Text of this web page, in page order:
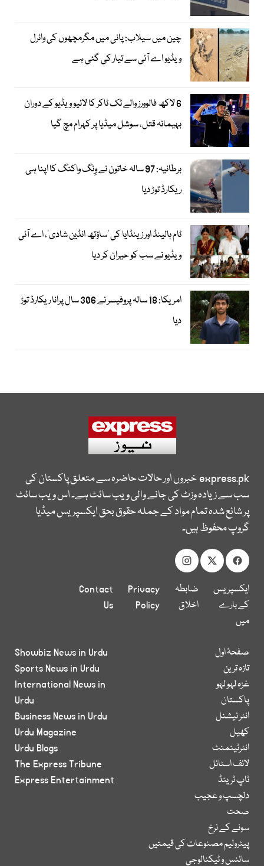
چین میں سیلاب: پانی میں مگرمچھوں کی وائرل
ویڈیو اے آئی سے تیار کی گئی ہے
6 لاکھ فالوورز والے ٹک ٹاکر کا لائیو ویڈیو کے دوران
بہیمانہ قتل، سوشل میڈیا پر کہرام مچ گیا
برطانیہ: 97 سالہ خاتون نے وِنگ واکنگ کا اپنا ہی
ریکارڈ توڑ دیا
ٹام ہالینڈ اور زینڈایا کی ’ساؤتھ انڈین شادی‘، اے آئی
ویڈیو نے سب کو حیران کر دیا
امریکا: 18 سالہ پروفیسر نے 306 سال پرانا ریکارڈ توڑ
دیا
express.pkخبروں اور حالات حاضرہ سے متعلق پاکستان کی
سب سے زیادہ وزٹ کی جانے والی ویب سائٹ ہے۔ اس ویب سائٹ
پر شائع شدہ تمام مواد کے جملہ حقوق بحق ایکسپریس میڈیا
گروپ محفوظ ہیں۔
ایکسپریس
کے بارے
میں
ضابطہ
اخلاق
Privacy
Policy
Contact
Us
صفحۂ اول
تازہ ترین
غزہ لہو لہو
پاکستان
انٹر نیشنل
کھیل
انٹرٹینمنٹ
لائف اسٹائل
ٹاپ ٹرینڈ
دلچسپ و عجیب
صحت
سونے کے نرخ
پیٹرولیم مصنوعات کی قیمتیں
سائنس و ٹیکنالوجی
Showbiz News in Urdu
Sports News in Urdu
International News in
Urdu
Business News in Urdu
Urdu Magazine
Urdu Blogs
The Express Tribune
Express Entertainment